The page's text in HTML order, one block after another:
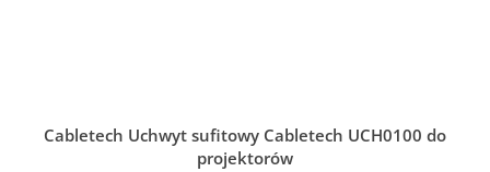
Cabletech Uchwyt sufitowy Cabletech UCH0100 do
projektorów